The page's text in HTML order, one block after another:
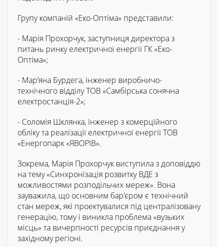
Групу компаній «Еко-Оптіма» представили:
- Марія Прохорчук, заступниця директора з
питань ринку електричної енергії ГК «Еко-
Оптіма»;
- Мар’яна Бурдега, інженер виробничо-
технічного відділу ТОВ «Самбірська сонячна
електростанція-2»;
- Соломія Шклянка, інженер з комерційного
обліку та реалізації електричної енергії ТОВ
«Енергопарк «ЯВОРІВ».
Зокрема, Марія Прохорчук виступила з доповіддю
на тему «Синхронізація розвитку ВДЕ з
можливостями розподільчих мереж». Вона
зауважила, що основним бар'єром є технічний
стан мереж, які проектувалися під централізовану
генерацію, тому і виникла проблема «вузьких
місць» та вичерпності ресурсів приєднання у
західному регіоні.